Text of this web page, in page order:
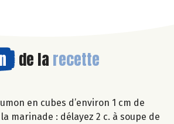
de la recette
en cubes d’environ 1 cm de
marinade : délayez 2 c. à soupe de